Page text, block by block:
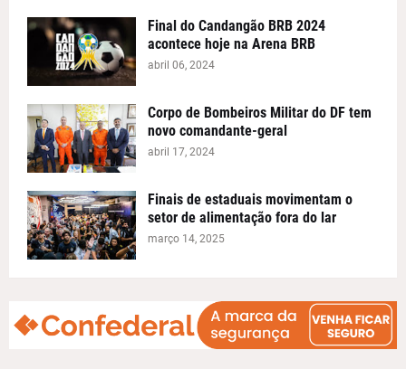
Final do Candangão BRB 2024
acontece hoje na Arena BRB
abril 06, 2024
Corpo de Bombeiros Militar do DF tem
novo comandante-geral
abril 17, 2024
Finais de estaduais movimentam o
setor de alimentação fora do lar
março 14, 2025